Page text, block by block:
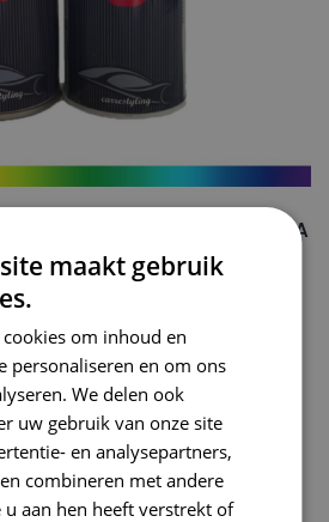
lak Spuitbus LA3V INDIANA
maakt gebruik
om inhoud en
personaliseren en om ons
We delen ook
uw gebruik van onze site
en analysepartners,
combineren met andere
aan hen heeft verstrekt of